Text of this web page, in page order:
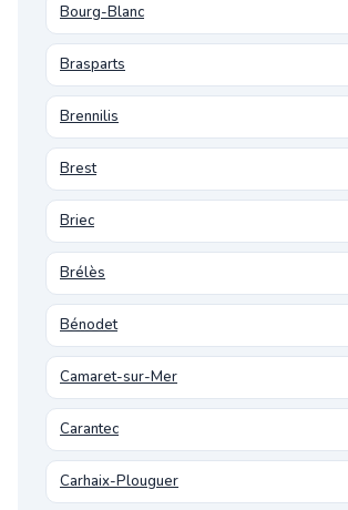
Bourg-Blanc
Brasparts
Brennilis
Brest
Briec
Brélès
Bénodet
Camaret-sur-Mer
Carantec
Carhaix-Plouguer